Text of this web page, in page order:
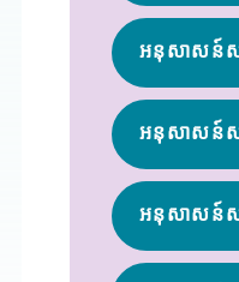
អនុសាសន៍សម្
អនុសាសន៍ស
អនុសាសន៍ស